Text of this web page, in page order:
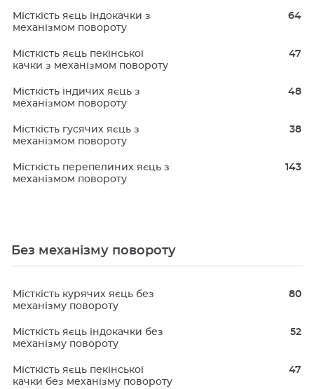
Місткість яєць індокачки з
механізмом повороту
64
Місткість яєць пекінської
качки з механізмом повороту
47
Місткість індичих яєць з
механізмом повороту
48
Місткість гусячих яєць з
механізмом повороту
38
Місткість перепелиних яєць з
механізмом повороту
143
Без механізму повороту
Місткість курячих яєць без
механізму повороту
80
Місткість яєць індокачки без
механізму повороту
52
Місткість яєць пекінської
качки без механізму повороту
47